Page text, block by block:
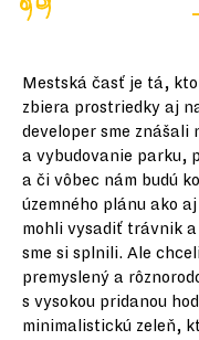
Mestská časť je tá,
zbiera prostriedky aj
developer sme znášali
a vybudovanie parku,
a či vôbec nám budú
územného plánu ako
mohli vysadiť trávnik
sme si splnili. Ale
premyslený a
s vysokou pridanou
minimalistickú zeleň,